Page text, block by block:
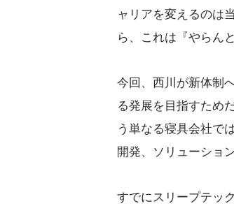
ャリアを変えるのは
ら、これは『やらん
今回、西川が新体制
る発展を目指すため
う単なる寝具会社で
開発、ソリューショ
すでにスリープテッ